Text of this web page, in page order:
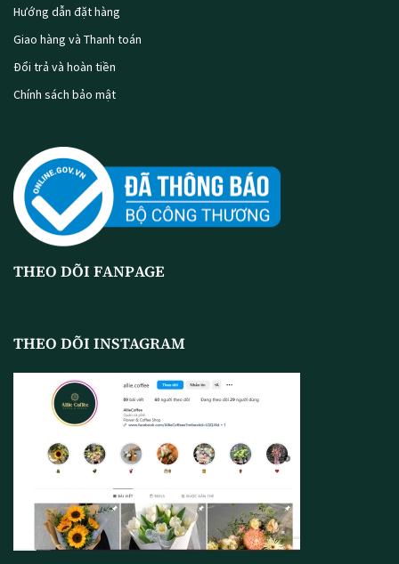
Hướng dẫn đặt hàng
Giao hàng và Thanh toán
Đổi trả và hoàn tiền
Chính sách bảo mật
THEO DÕI FANPAGE
THEO DÕI INSTAGRAM